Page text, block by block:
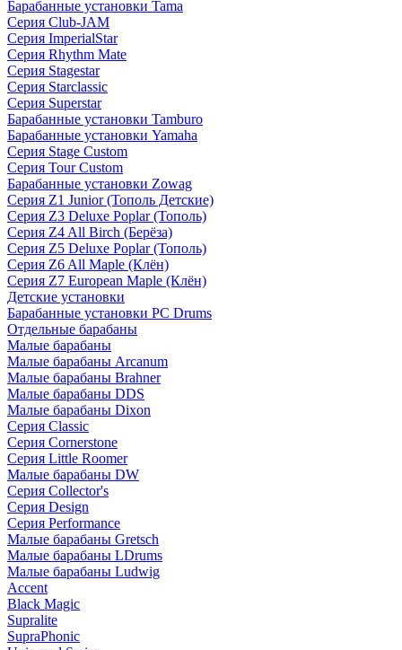
Барабанные установки Tama
Серия Club-JAM
Серия ImperialStar
Серия Rhythm Mate
Серия Stagestar
Серия Starclassic
Серия Superstar
Барабанные установки Tamburo
Барабанные установки Yamaha
Серия Stage Custom
Серия Tour Custom
Барабанные установки Zowag
Серия Z1 Junior (Тополь Детские)
Серия Z3 Deluxe Poplar (Тополь)
Серия Z4 All Birch (Берёза)
Серия Z5 Deluxe Poplar (Тополь)
Серия Z6 All Maple (Клён)
Серия Z7 European Maple (Клён)
Детские установки
Барабанные установки PC Drums
Отдельные барабаны
Малые барабаны
Малые барабаны Arcanum
Малые барабаны Brahner
Малые барабаны DDS
Малые барабаны Dixon
Серия Classic
Серия Cornerstone
Серия Little Roomer
Малые барабаны DW
Серия Collector's
Серия Design
Серия Performance
Малые барабаны Gretsch
Малые барабаны LDrums
Малые барабаны Ludwig
Accent
Black Magic
Supralite
SupraPhonic